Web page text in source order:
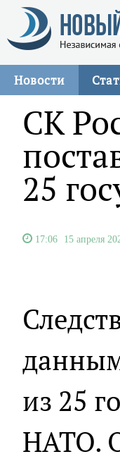
Новости
СК
25
17:06 15 апреля
из 25
НАТО.